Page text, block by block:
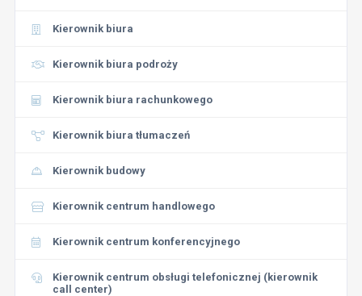
Kierownik biura
Kierownik biura podroży
Kierownik biura rachunkowego
Kierownik biura tłumaczeń
Kierownik budowy
Kierownik centrum handlowego
Kierownik centrum konferencyjnego
Kierownik centrum obsługi telefonicznej (kierownik
call center)